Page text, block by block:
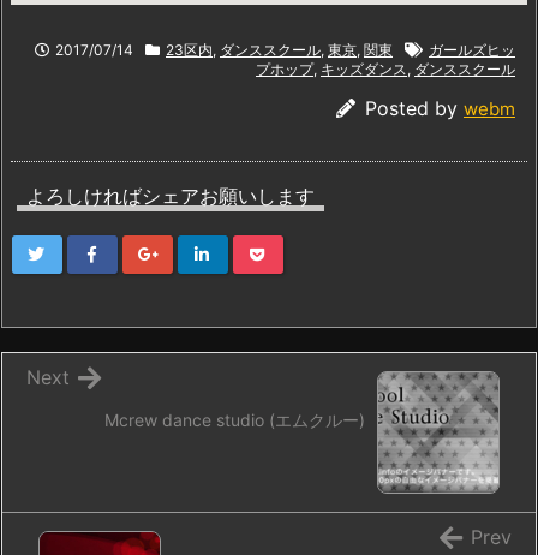
2017/07/14 23区内, ダンススクール, 東京, 関東
ガールズヒッ
プホップ, キッズダンス , ダンススクール
Posted by webm
よろしければシェアお願いします
Mcrew dance studio (エムクルー)
Next
Prev